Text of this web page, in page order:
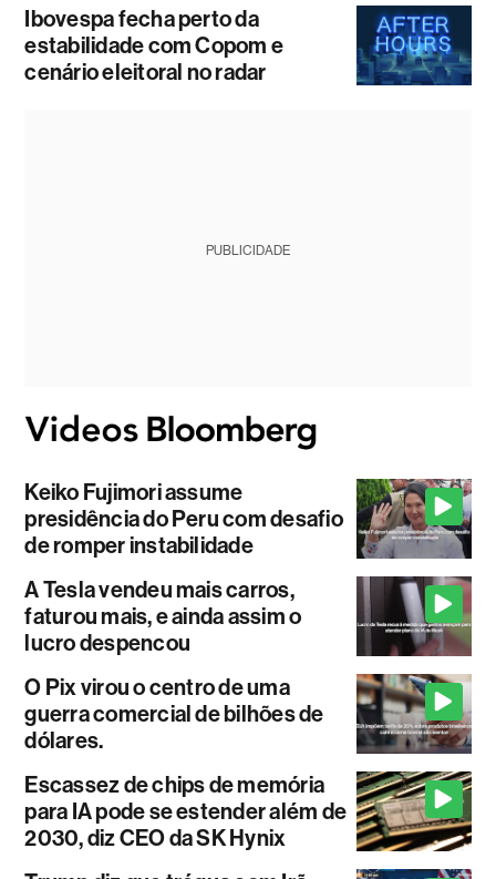
Ibovespa fecha perto da
estabilidade com Copom e
cenário eleitoral no radar
PUBLICIDADE
Keiko Fujimori assume
presidência do Peru com desafio
de romper instabilidade
A Tesla vendeu mais carros,
faturou mais, e ainda assim o
lucro despencou
O Pix virou o centro de uma
guerra comercial de bilhões de
dólares.
Escassez de chips de memória
para IA pode se estender além de
2030, diz CEO da SK Hynix